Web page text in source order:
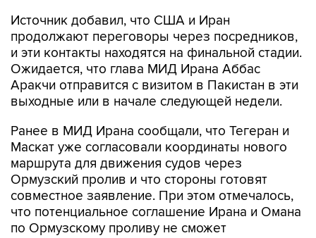
Источник добавил, что США и Иран
продолжают переговоры через посредников,
и эти контакты находятся на финальной стадии.
Ожидается, что глава МИД Ирана Аббас
Аракчи отправится с визитом в Пакистан в эти
выходные или в начале следующей недели.
Ранее в МИД Ирана сообщали, что Тегеран и
Маскат уже согласовали координаты нового
маршрута для движения судов через
Ормузский пролив и что стороны готовят
совместное заявление. При этом отмечалось,
что потенциальное соглашение Ирана и Омана
по Ормузскому проливу не сможет